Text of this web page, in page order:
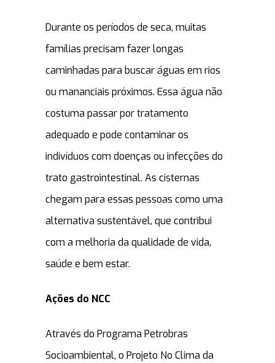
Durante os períodos de seca, muitas
famílias precisam fazer longas
caminhadas para buscar águas em rios
ou mananciais próximos. Essa água não
costuma passar por tratamento
adequado e pode contaminar os
indivíduos com doenças ou infecções do
trato gastrointestinal. As cisternas
chegam para essas pessoas como uma
alternativa sustentável, que contribui
com a melhoria da qualidade de vida,
saúde e bem estar.
Ações do NCC
Através do Programa Petrobras
Socioambiental, o Projeto No Clima da